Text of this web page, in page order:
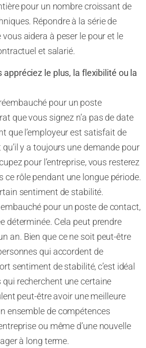
pour un nombre croissant de
Répondre à la série de
aidera à peser le pour et le
et salarié.
appréciez le plus, la flexibilité ou la
pour un poste
que vous signez n’a pas de date
que l’employeur est satisfait de
y a toujours une demande pour
pour l’entreprise, vous resterez
ce rôle pendant une longue période.
sentiment de stabilité.
pour un poste de contact,
déterminée. Cela peut prendre
an. Bien que ce ne soit peut-être
qui accordent de
sentiment de stabilité, c’est idéal
qui recherchent une certaine
peut-être avoir unemeilleure
ensemble decompétences
ou même d’une nouvelle
à long terme.